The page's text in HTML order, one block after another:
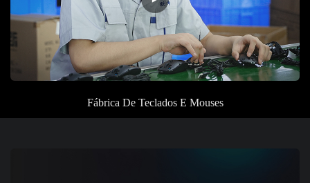
Fábrica De Teclados E Mouses